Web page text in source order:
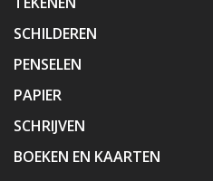
SCHILDEREN
PENSELEN
PAPIER
SCHRIJVEN
BOEKEN EN KAARTEN